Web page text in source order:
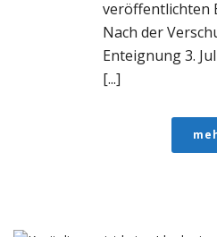
veröffentlichten
Nach der
Enteignung 3.
[...]